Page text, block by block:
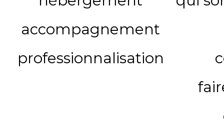
accompagnement
professionnalisation